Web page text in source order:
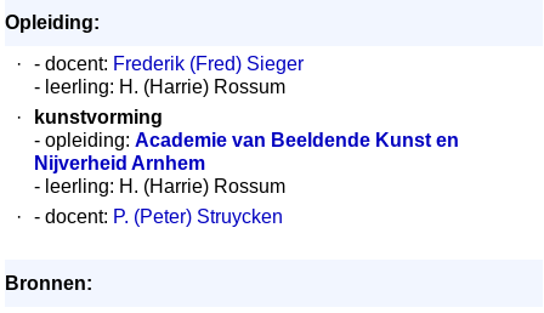
Opleiding:
·
- docent: Frederik (Fred) Sieger
- leerling: H. (Harrie) Rossum
·
kunstvorming
- opleiding: Academie van Beeldende Kunst en
Nijverheid Arnhem
- leerling: H. (Harrie) Rossum
·
- docent: P. (Peter) Struycken
Bronnen: